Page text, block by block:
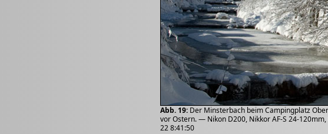
Abb. 19: Der Minsterbach beim Campingplatz
vor Ostern. — Nikon D200, Nikkor AF-S 24-
22 8:41:50